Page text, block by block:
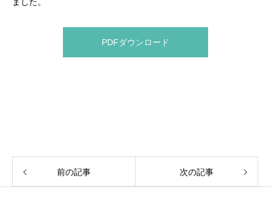
PDFダウンロード
前の記事 次の記事